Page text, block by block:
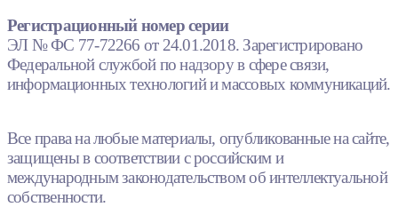
Регистрационный номер серии
ЭЛ № ФС 77-72266 от 24.01.2018. Зарегистрировано
Федеральной службой по надзору в сфере связи,
информационных технологий и массовых коммуникаций.
Все права на любые материалы, опубликованные на сайте,
защищены в соответствии с российским и
международным законодательством об интеллектуальной
собственности.